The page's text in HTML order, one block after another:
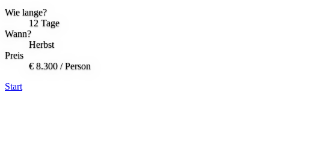
Wie lange?
12 Tage
Wann?
Herbst
Preis
€ 8.300 / Person
Start